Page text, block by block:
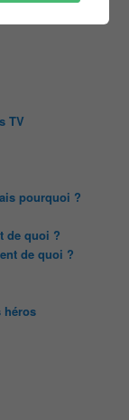
TV
pourquoi ?
de quoi ?
de quoi ?
héros